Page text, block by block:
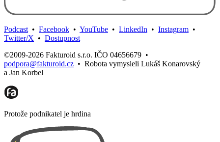
Podcast • Facebook • YouTube • LinkedIn • Instagram •
Twitter/X • Dostupnost
©2009-2026 Fakturoid s.r.o. IČO 04656679 •
podpora@fakturoid.cz • Robota vymysleli Lukáš Konarovský
a Jan Korbel
Protože podnikatel je hrdina